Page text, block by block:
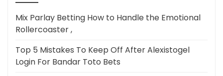
Mix Parlay Betting How to Handle the Emotional
Rollercoaster ,
Top 5 Mistakes To Keep Off After Alexistogel
Login For Bandar Toto Bets